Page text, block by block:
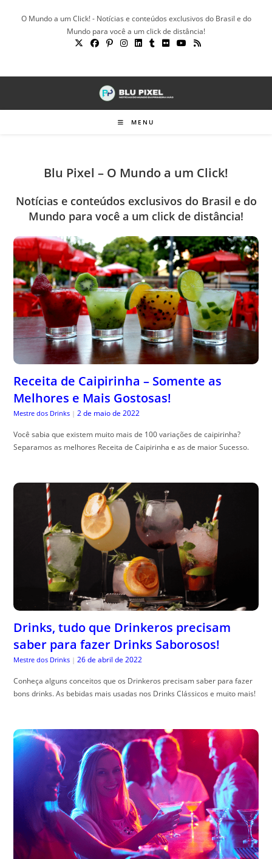
O Mundo a um Click! - Notícias e conteúdos exclusivos do Brasil e do
Mundo para você a um click de distância!
MENU
Blu Pixel – O Mundo a um Click!
Notícias e conteúdos exclusivos do Brasil e do
Mundo para você a um click de distância!
Receita de Caipirinha – Somente as
Melhores e Mais Gostosas!
Mestre dos Drinks | 2 de maio de 2022
Você sabia que existem muito mais de 100 variações de caipirinha?
Separamos as melhores Receita de Caipirinha e as de maior Sucesso.
Drinks, tudo que Drinkeros precisam
saber para fazer Drinks Saborosos!
Mestre dos Drinks | 26 de abril de 2022
Conheça alguns conceitos que os Drinkeros precisam saber para fazer
bons drinks. As bebidas mais usadas nos Drinks Clássicos e muito mais!